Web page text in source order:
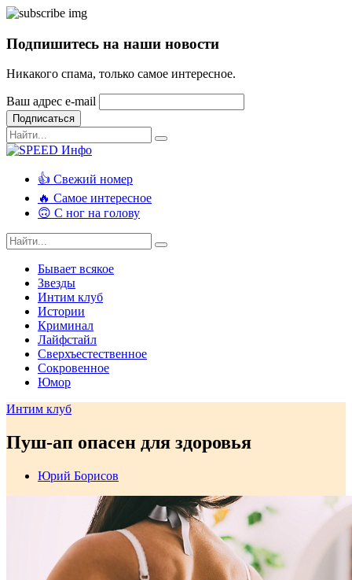
Подпишитесь на наши новости
Никакого спама, только самое интересное.
Ваш адрес e-mail
Подписаться
👍 Свежий номер
🔥 Самое интересное
🙃 С ног на голову
Бывает всякое
Звезды
Интим клуб
Истории
Криминал
Лайфстайл
Сверхъестественное
Сокровенное
Юмор
Интим клуб
Пуш-ап опасен для здоровья
Юрий Борисов